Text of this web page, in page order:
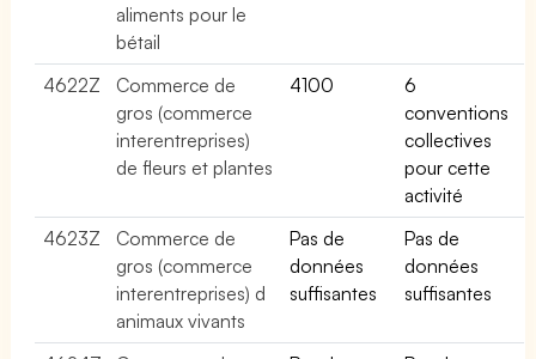
aliments pour le
bétail
4622Z
Commerce de
gros (commerce
interentreprises)
de fleurs et plantes
4100
6
conventions
collectives
pour cette
activité
4623Z
Commerce de
gros (commerce
interentreprises) d
animaux vivants
Pas de
données
suffisantes
Pas de
données
suffisantes